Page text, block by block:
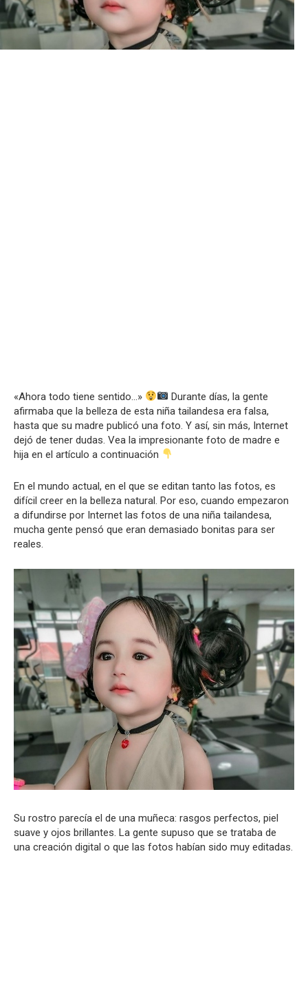
«Ahora todo tiene sentido…»
Durante días, la gente
afirmaba que la belleza de esta niña tailandesa era falsa,
hasta que su madre publicó una foto. Y así, sin más, Internet
dejó de tener dudas. Vea la impresionante foto de madre e
hija en el artículo a continuación
En el mundo actual, en el que se editan tanto las fotos, es
difícil creer en la belleza natural. Por eso, cuando empezaron
a difundirse por Internet las fotos de una niña tailandesa,
mucha gente pensó que eran demasiado bonitas para ser
reales.
Su rostro parecía el de una muñeca: rasgos perfectos, piel
suave y ojos brillantes. La gente supuso que se trataba de
una creación digital o que las fotos habían sido muy editadas.